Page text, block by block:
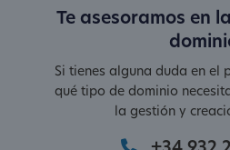
Te asesoramos en
Si tienes alguna duda en el
qué tipo de dominio
la gestión y